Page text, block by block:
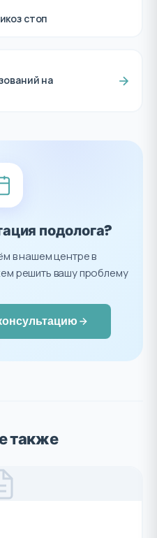
стоп
на
подолога?
в нашем центре в
решить вашу проблему
также